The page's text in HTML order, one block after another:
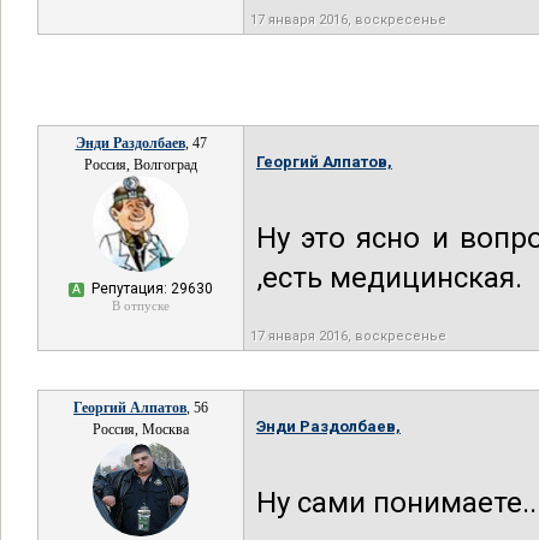
17 января 2016, воскресенье
Энди Раздолбаев, 47
Россия, Волгоград
А Репутация: 29630
В отпуске
Георгий Алпатов,
Ну это ясно и
,есть медицинская.
17 января 2016, воскресенье
Георгий Алпатов, 56
Россия, Москва
Энди Раздолбаев,
Ну сами понимаете..